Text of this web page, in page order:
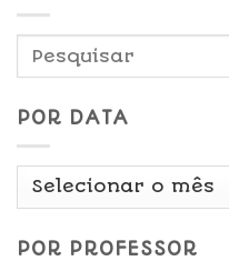
POR DATA
Por
POR PROFESSOR